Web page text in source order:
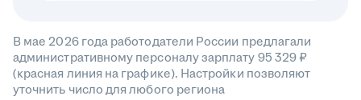
В мае 2026 года работодатели России предлагали
административному персоналу зарплату 95 329 ₽
(красная линия на графике). Настройки позволяют
уточнить число для любого региона